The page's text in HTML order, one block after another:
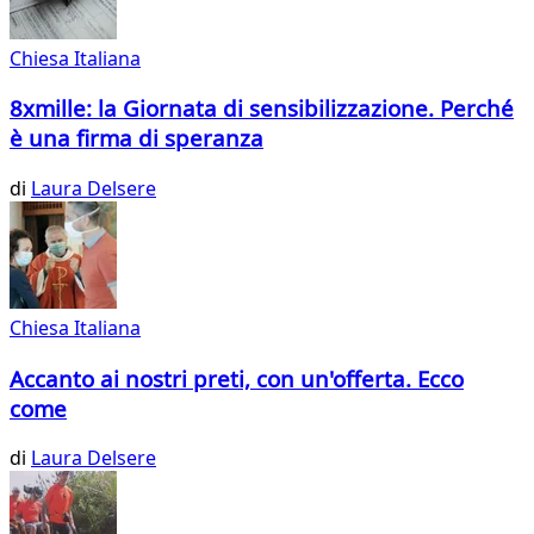
Chiesa Italiana
8xmille: la Giornata di sensibilizzazione. Perché
è una firma di speranza
di Laura Delsere
Chiesa Italiana
Accanto ai nostri preti, con un'offerta. Ecco
come
di Laura Delsere